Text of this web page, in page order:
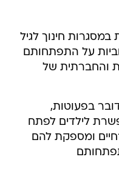
חינוך לגיל
על התפתחותם
והחברתית של
בפעוטות,
לילדים לפתח
ומספקת להם